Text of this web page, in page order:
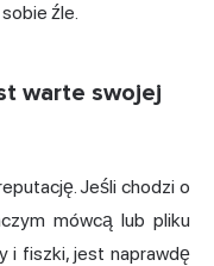
źle.
warte swojej
Jeśli chodzi o
mówcą lub pliku
i fiszki, jest naprawdę